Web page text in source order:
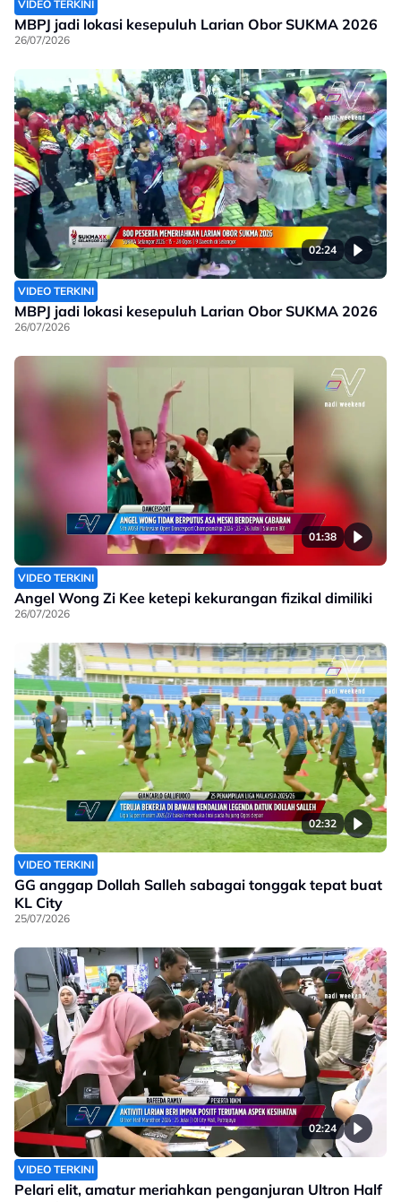
VIDEO TERKINI
MBPJ jadi lokasi kesepuluh Larian Obor SUKMA 2026
26/07/2026
02:24
VIDEO TERKINI
MBPJ jadi lokasi kesepuluh Larian Obor SUKMA 2026
26/07/2026
01:38
VIDEO TERKINI
Angel Wong Zi Kee ketepi kekurangan fizikal dimiliki
26/07/2026
02:32
VIDEO TERKINI
GG anggap Dollah Salleh sabagai tonggak tepat buat
KL City
25/07/2026
02:24
VIDEO TERKINI
Pelari elit, amatur meriahkan penganjuran Ultron Half